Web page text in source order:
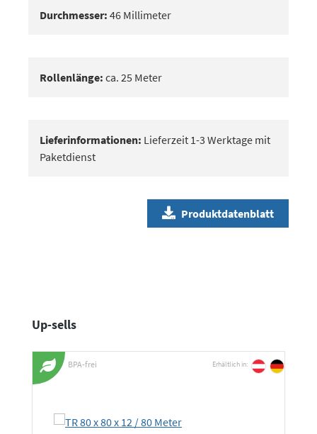
Durchmesser: 46 Millimeter
Rollenlänge: ca. 25 Meter
Lieferinformationen: Lieferzeit 1-3 Werktage mit
Paketdienst
Produktdatenblatt
Produktgalerie überspringen
Up-sells
BPA-frei Erhältlich in: